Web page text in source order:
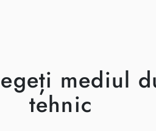
mediul
tehnic